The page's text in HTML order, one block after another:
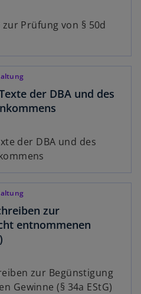
Prüfung von § 50d
der DBA und des
der DBA und des
zur
entnommenen
zur Begünstigung
Gewinne (§ 34a EStG)